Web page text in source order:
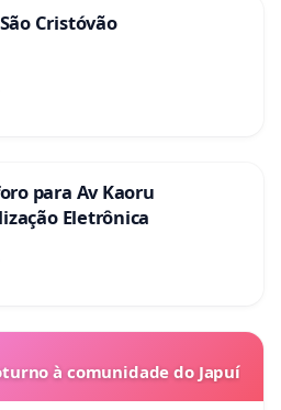
Cristóvão
para Av Kaoru
Eletrônica
à comunidade do Japuí